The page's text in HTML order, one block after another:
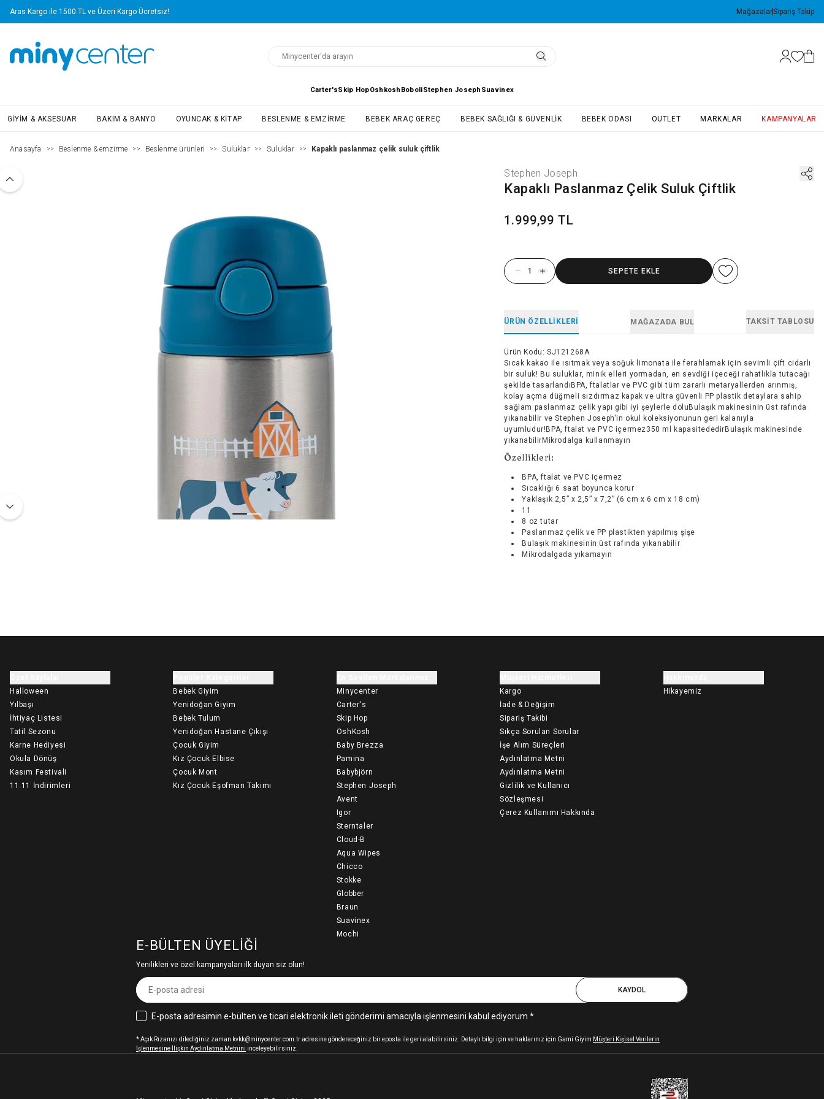
Aras Kargo ile 1500 TL ve Üzeri Kargo Ücretsiz! MağazalarSipariş Takip
Carter'sSkip HopOshkosh BoboliStephen Joseph Suavinex
GIYIM & AKSESUAR BAKIM & BANYO OYUNCAK & KITAP BESLENME & EMZIRME BEBEK ARAÇ GEREÇ BEBEK SAĞLIĞI & GÜVENLIK BEBEK ODASI OUTLET MARKALAR KAMPANYALAR
Anasayfa >> Beslenme & emzirme >> Beslenme ürünleri >> Suluklar >> Suluklar >> Kapaklı paslanmaz çelik suluk çiftlik
Stephen Joseph
Kapaklı Paslanmaz Çelik Suluk Çiftlik
1.999,99 TL
SEPETE EKLE
ÜRÜN ÖZELLIKLERI MAĞAZADA BUL TAKSIT TABLOSU
Ürün Kodu : SJ121268A
Sıcak kakao ile ısıtmak veya soğuk limonata ile ferahlamak için sevimli çift cidarlı
bir suluk! Bu suluklar, minik elleri yormadan, en sevdiği içeceği rahatlıkla tutacağı
şekilde tasarlandıBPA, ftalatlar ve PVC gibi tüm zararlı metaryallerden arınmış,
kolay açma düğmeli sızdırmaz kapak ve ultra güvenli PP plastik detaylara sahip
sağlam paslanmaz çelik yapı gibi iyi şeylerle doluBulaşık makinesinin üst rafında
yıkanabilir ve Stephen Joseph'in okul koleksiyonunun geri kalanıyla
uyumludur!BPA, ftalat ve PVC içermez350 ml kapasitededirBulaşık makinesinde
yıkanabilirMikrodalga kullanmayın
Özellikleri:
BPA, ftalat ve PVC içermez
Sıcaklığı 6 saat boyunca korur
Yaklaşık 2,5” x 2,5” x 7,2” (6 cm x 6 cm x 18 cm)
11
8 oz tutar
Paslanmaz çelik ve PP plastikten yapılmış şişe
Bulaşık makinesinin üst rafında yıkanabilir
Mikrodalgada yıkamayın
Halloween
Yılbaşı
İhtiyaç Listesi
Tatil Sezonu
Karne Hediyesi
Okula Dönüş
Kasım Festivali
11.11 İndirimleri
Bebek Giyim
Yenidoğan Giyim
Bebek Tulum
Yenidoğan Hastane Çıkışı
Çocuk Giyim
Kız Çocuk Elbise
Çocuk Mont
Kız Çocuk Eşofman Takımı
Minycenter
Carter's
Skip Hop
OshKosh
Baby Brezza
Pamina
Babybjörn
Stephen Joseph
Avent
Igor
Sterntaler
Cloud-B
Aqua Wipes
Chicco
Stokke
Globber
Braun
Suavinex
Mochi
Kargo
İade & Değişim
Sipariş Takibi
Sıkça Sorulan Sorular
İşe Alım Süreçleri
Aydınlatma Metni
Aydınlatma Metni
Gizlilik ve Kullanıcı
Sözleşmesi
Çerez Kullanımı Hakkında
Hikayemiz
E-BÜLTEN ÜYELIĞI
Yenilikleri ve özel kampanyaları ilk duyan siz olun!
KAYDOL
E-posta adresimin e-bülten ve ticari elektronik ileti gönderimi amacıyla işlenmesini kabul ediyorum *
* Açık Rızanızı dilediğiniz zaman kvkk@minycenter.com.tr adresine göndereceğiniz bir eposta ile geri alabilirsiniz. Detaylı bilgi için ve haklarınız için Gami Giyim Müşteri Kişisel Verilerin
İşlenmesine İlişkin Aydınlatma Metnini inceleyebilirsiniz.